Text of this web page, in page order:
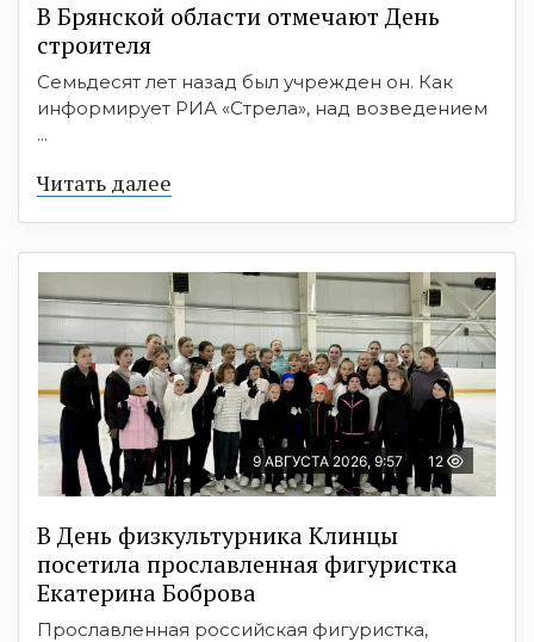
В Брянской области отмечают День
строителя
Семьдесят лет назад был учрежден он. Как
информирует РИА «Стрела», над возведением
...
Читать далее
9 АВГУСТА 2026, 9:57 12
В День физкультурника Клинцы
посетила прославленная фигуристка
Екатерина Боброва
Прославленная российская фигуристка,